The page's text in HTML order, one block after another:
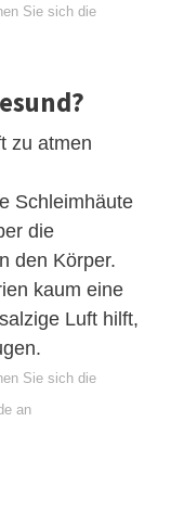
Sie sich die
zu atmen
Schleimhäute
die
den Körper.
kaum eine
Luft hilft,
Sie sich die
an